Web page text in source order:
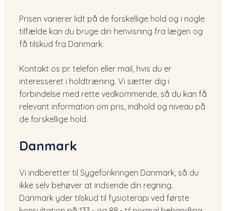
Prisen varierer lidt på de forskellige hold og i nogle
tilfælde kan du bruge din henvisning fra lægen og
få tilskud fra Danmark.
Kontakt os pr. telefon eller mail, hvis du er
interesseret i holdtræning. Vi sætter dig i
forbindelse med rette vedkommende, så du kan få
relevant information om pris, indhold og niveau på
de forskellige hold.
Danmark
Vi indberetter til Sygeforikringen Danmark, så du
ikke selv behøver at indsende din regning.
Danmark yder tilskud til fysioterapi ved første